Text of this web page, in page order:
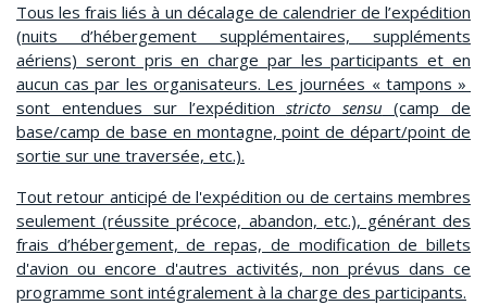
Tous les frais liés à un décalage de calendrier de l’expédition
(nuits d’hébergement supplémentaires, suppléments
aériens) seront pris en charge par les participants et en
aucun cas par les organisateurs. Les journées « tampons »
sont entendues sur l’expéditionstricto sensu (camp de
base/camp de base en montagne, point de départ/point de
sortie sur une traversée, etc.).
Tout retour anticipé de l'expédition ou de certains membres
seulement (réussite précoce, abandon, etc.), générant des
frais d’hébergement, de repas, de modification de billets
d'avion ou encore d'autres activités, non prévus dans ce
programme sont intégralement à la charge des participants.